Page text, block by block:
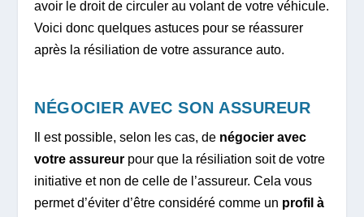
avoir le droit de circuler au volant de votre véhicule.
Voici donc quelques astuces pour se réassurer
après la résiliation de votre assurance auto.
NÉGOCIER AVEC SON ASSUREUR
Il est possible, selon les cas, de négocier avec
votre assureur pour que la résiliation soit de votre
initiative et non de celle de l’assureur. Cela vous
permet d’éviter d’être considéré comme un profil à